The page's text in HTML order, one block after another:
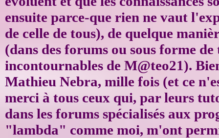
ensuite parce-que rien ne vaut
de celle de tous), de quelque
(dans des forums ou sous forme
incontournables de M@teo21).
Mathieu Nebra, mille fois (et ce
merci à tous ceux qui, par leurs
dans les forums spécialisés aux
"lambda" comme moi, m'ont